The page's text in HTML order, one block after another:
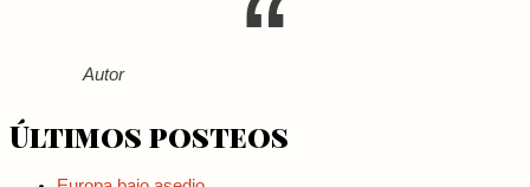
Autor
Últimos posteos